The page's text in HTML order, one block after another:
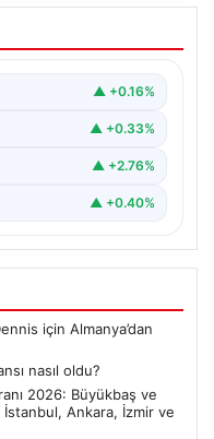
performansı
▲ +0.16%
▲ +0.33%
▲ +2.76%
▲ +0.40%
için Almanya’dan
nasıl oldu?
2026: Büyükbaş ve
İstanbul, Ankara, İzmir ve